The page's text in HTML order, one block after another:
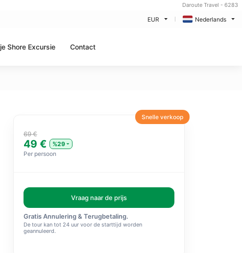
Daroute Travel - 6283
EUR Nederlands
Shore Excursie Contact
Snelle verkoop
69 €
49 €
%29
Per persoon
Vraag naar de prijs
Gratis Annulering & Terugbetaling.
De tour kan tot 24 uur voor de starttijd worden
geannuleerd.